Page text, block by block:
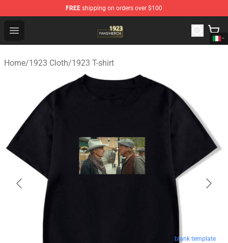
FREE shipping on orders over $100
Open menu
1923 Shop - Official 1923 Merchandise Store
Home/1923 Cloth/1923 T-shirt
blank template